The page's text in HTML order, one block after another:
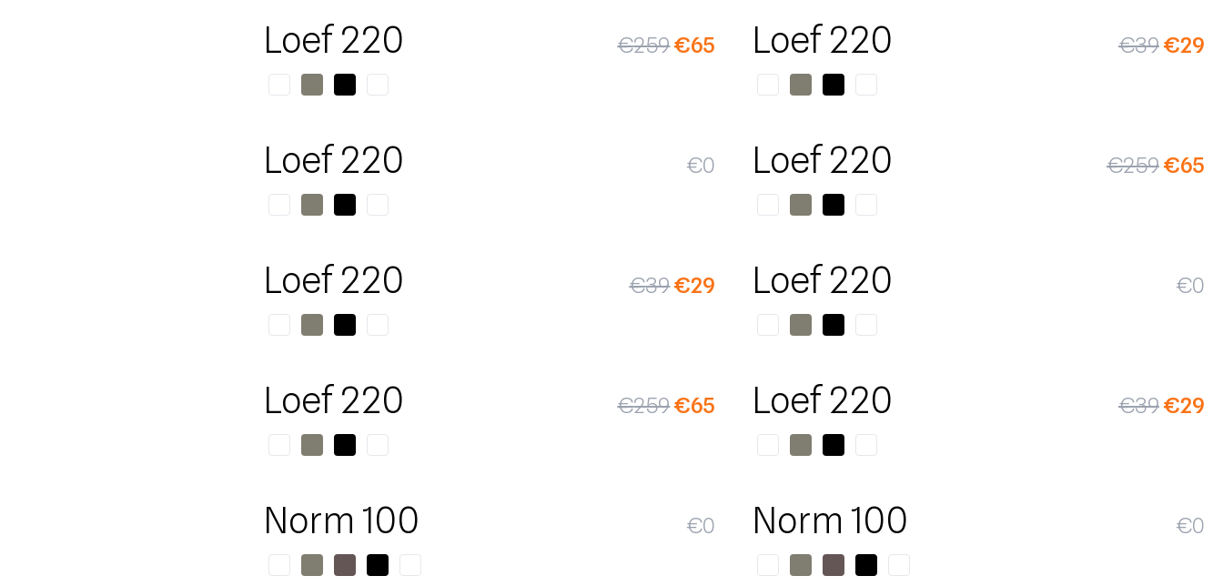
Loef 220 €259€65 Loef 220 €39€29
Loef 220 €0 Loef 220 €259€65
Loef 220 €39€29 Loef 220 €0
Loef 220 €259€65 Loef 220 €39€29
Norm 100 €0 Norm 100 €0